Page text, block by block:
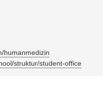
humanmedizin
struktur/student-office